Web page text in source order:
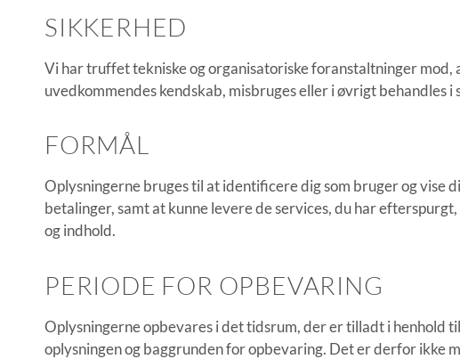
SIKKERHED
Vi har truffet tekniske og organisatoriske foranstaltninger
uvedkommendes kendskab, misbruges eller i øvrigt behandles
FORMÅL
Oplysningerne bruges til at identificere dig som bruger og vise
betalinger, samt at kunne levere de services, du har
og indhold.
PERIODE FOR OPBEVARING
Oplysningerne opbevares i det tidsrum, der er tilladt i henhold
oplysningen og baggrunden for opbevaring. Det er derfor ikke